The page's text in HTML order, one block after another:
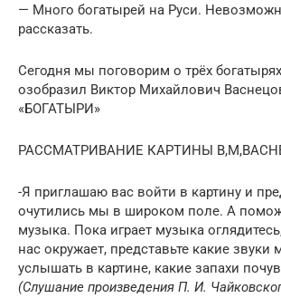
— Много богатырей на Руси.
рассказать.
Сегодня мы поговорим о трёх
озобразил Виктор Михайлович
«БОГАТЫРИ»
РАССМАТРИВАНИЕ КАРТИНЫ
-Я приглашаю вас войти в картину и
очутились мы в широком поле. А
музыка. Пока играет музыка
нас окружает, представьте какие
услышать в картине, какие запахи
(Слушание произведения П. И.